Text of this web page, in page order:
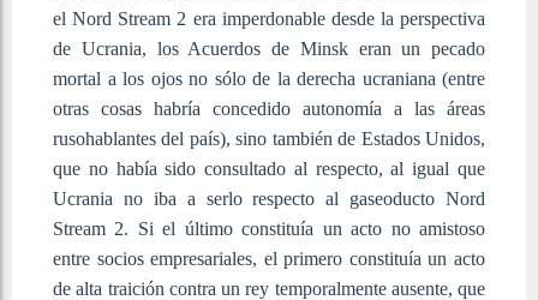
el Nord Stream 2 era imperdonable desde la perspectiva
de Ucrania, los Acuerdos de Minsk eran un pecado
mortal a los ojos no sólo de la derecha ucraniana (entre
otras cosas habría concedido autonomía a las áreas
rusohablantes del país), sino también de Estados Unidos,
que no había sido consultado al respecto, al igual que
Ucrania no iba a serlo respecto al gaseoducto Nord
Stream 2. Si el último constituía un acto no amistoso
entre socios empresariales, el primero constituía un acto
de alta traición contra un rey temporalmente ausente, que